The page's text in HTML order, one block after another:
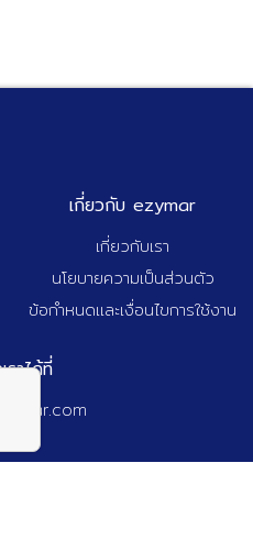
เกี่ยวกับ ezymar
เกี่ยวกับเรา
นโยบายความเป็นส่วนตัว
ข้อกำหนดและเงื่อนไขการใช้งาน
ราได้ที่